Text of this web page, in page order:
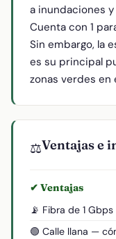
a inundaciones
Cuenta con 1
Sin embargo, la
es su principal
zonas verdes en
⚖️Ventajas e
✔ Ventajas
📡 Fibra de 1
🟢 Calle llana —